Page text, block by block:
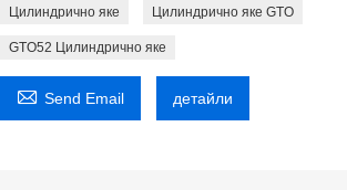
Цилиндрично яке Цилиндрично яке GTO
GTO52 Цилиндрично яке
 Send Email детайли